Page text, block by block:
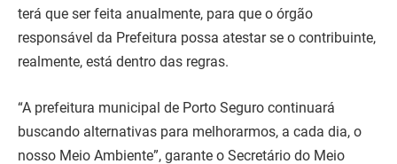
terá que ser feita anualmente, para que o órgão
responsável da Prefeitura possa atestar se o contribuinte,
realmente, está dentro das regras.
“A prefeitura municipal de Porto Seguro continuará
buscando alternativas para melhorarmos, a cada dia, o
nosso Meio Ambiente”, garante o Secretário do Meio